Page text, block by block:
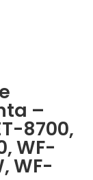
–
8700,
WF-
WF-